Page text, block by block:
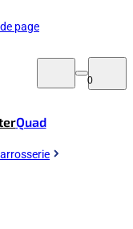
page
0
Quad